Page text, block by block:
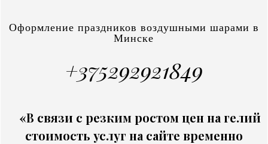
Оформление праздников воздушными шарами в
Минске
+375292921849
«В связи с резким ростом цен на гелий
стоимость услуг на сайте временно